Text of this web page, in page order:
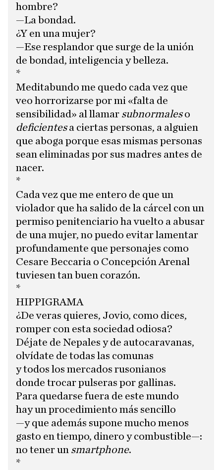
hombre?
—La bondad.
¿Y en una mujer?
—Ese resplandor que surge de la unión
de bondad, inteligencia y belleza.
*
Meditabundo me quedo cada vez que
veo horrorizarse por mi «falta de
sensibilidad» al llamar subnormaleso
deficientesa ciertas personas, a alguien
que aboga porque esas mismas personas
sean eliminadas por sus madres antes de
nacer.
*
Cada vez que me entero de que un
violador que ha salido de la cárcel con un
permiso penitenciario ha vuelto a abusar
de una mujer, no puedo evitar lamentar
profundamente que personajes como
Cesare Beccaria o Concepción Arenal
tuviesen tan buen corazón.
*
HIPPIGRAMA
¿De veras quieres, Jovio, como dices,
romper con esta sociedad odiosa?
Déjate de Nepales y de autocaravanas,
olvídate de todas las comunas
y todos los mercados rusonianos
donde trocar pulseras por gallinas.
Para quedarse fuera de este mundo
hay un procedimiento más sencillo
—y que además supone mucho menos
gasto en tiempo, dinero y combustible—:
no tener un smartphone.
*